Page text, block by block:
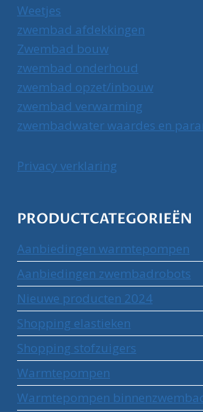
Weetjes
zwembad afdekkingen
Zwembad bouw
zwembad onderhoud
zwembad opzet/inbouw
zwembad verwarming
zwembadwater waardes en
Privacy verklaring
PRODUCTCATEGORIEËN
Aanbiedingen warmtepompen
Aanbiedingen zwembadrobots
Nieuwe producten 2024
Shopping elastieken
Shopping stofzuigers
Warmtepompen
Warmtepompen